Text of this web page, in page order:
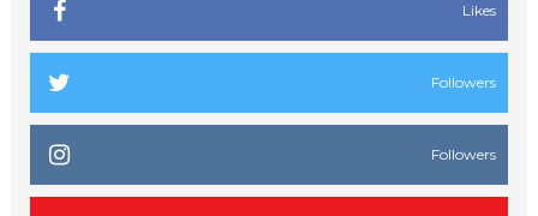
Likes
Followers
Followers